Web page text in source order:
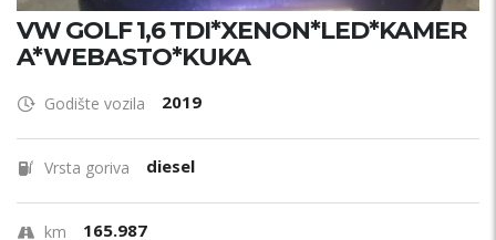
VW GOLF 1,6 TDI*XENON*LED*KAMER
A*WEBASTO*KUKA
Godište vozila 2019
Vrsta goriva diesel
km 165.987